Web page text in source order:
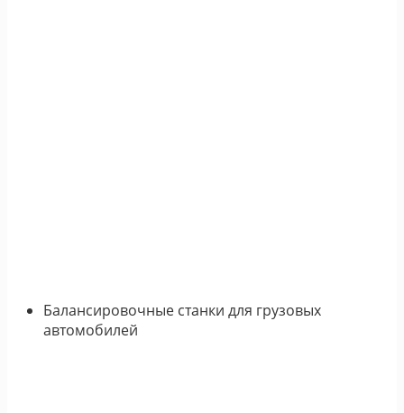
Балансировочные станки для грузовых
автомобилей